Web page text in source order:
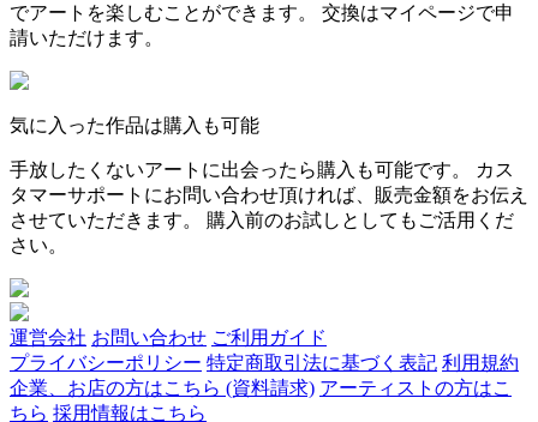
でアートを楽しむことができます。 交換はマイページで申
請いただけます。
気に入った作品は購入も可能
手放したくないアートに出会ったら購入も可能です。 カス
タマーサポートにお問い合わせ頂ければ、販売金額をお伝え
させていただきます。 購入前のお試しとしてもご活用くだ
さい。
運営会社 お問い合わせ ご利用ガイド
プライバシーポリシー 特定商取引法に基づく表記 利用規約
企業、お店の方はこちら (資料請求) アーティストの方はこ
ちら 採用情報はこちら